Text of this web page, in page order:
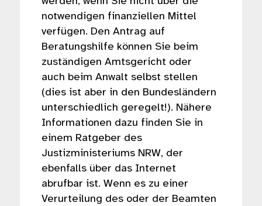
notwendigen finanziellen Mittel
verfügen. Den Antrag auf
Beratungshilfe können Sie beim
zuständigen Amtsgericht oder
auch beim Anwalt selbst stellen
(dies ist aber in den Bundesländern
unterschiedlich geregelt!). Nähere
Informationen dazu finden Sie in
einem Ratgeber des
Justizministeriums NRW, der
ebenfalls über das Internet
abrufbar ist. Wenn es zu einer
Verurteilung des oder der Beamten